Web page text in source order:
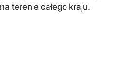
na terenie całego kraju.